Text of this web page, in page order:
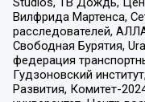
Вилфрида Мартенса,
расследователей,
Свободная Бурятия,
федерация
Гудзоновский
Развития, Комитет-